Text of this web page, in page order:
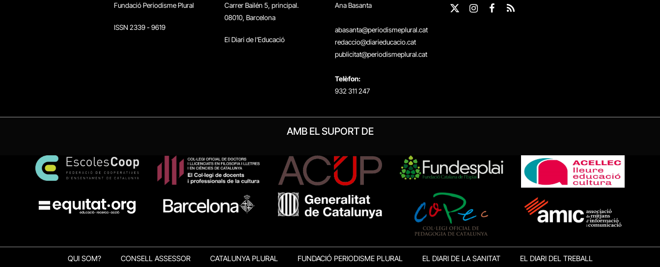
Fundació Periodisme Plural
ISSN 2339 - 9619
Carrer Bailén 5, principal.
08010, Barcelona
El Diari de l'Educació
Ana Basanta
abasanta@periodismeplural.cat
redaccio@diarieducacio.cat
publicitat@periodismeplural.cat
Telèfon:
932 311 247
X
Instagram
Facebook
RSS
AMB EL SUPORT DE
QUI SOM? CONSELL ASSESSOR CATALUNYA PLURAL FUNDACIÓ PERIODISME PLURAL EL DIARI DE LA SANITAT EL DIARI DEL TREBALL